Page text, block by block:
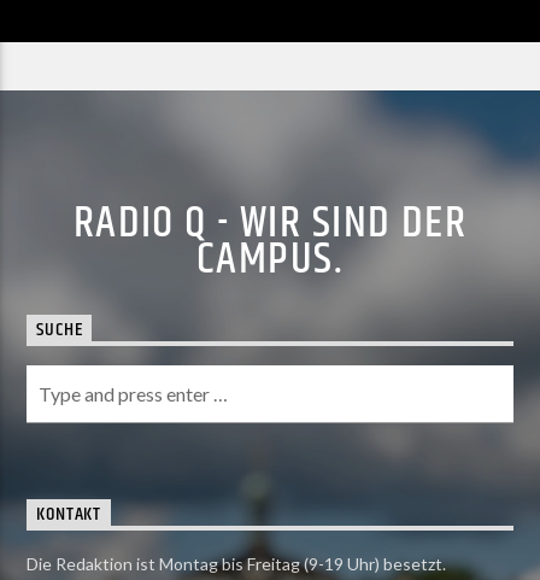
RADIO Q - WIR SIND DER
CAMPUS.
SUCHE
KONTAKT
Die Redaktion ist Montag bis Freitag (9-19 Uhr) besetzt.